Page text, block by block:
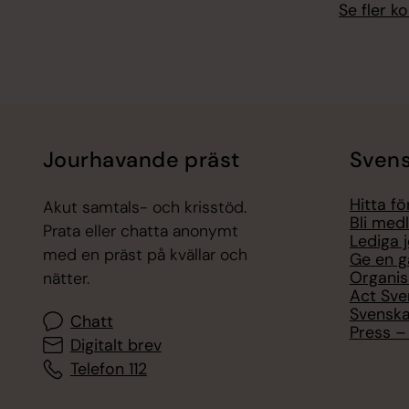
Se fler
Jourhavande präst
Akut samtals- och krisstöd.
Prata eller chatta anonymt
med en präst på kvällar och
nätter.
Chatt
Digitalt brev
Telefon 112
Hitta
Bli
Lediga
Ge en
Act
Press